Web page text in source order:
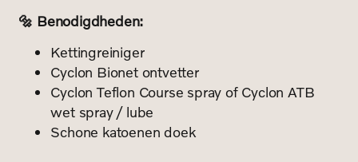
🔩 Benodigdheden:
Kettingreiniger
Cyclon Bionet ontvetter
Cyclon Teflon Course spray of Cyclon ATB
wet spray / lube
Schone katoenen doek